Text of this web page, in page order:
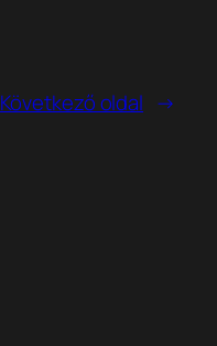
Következő oldal →